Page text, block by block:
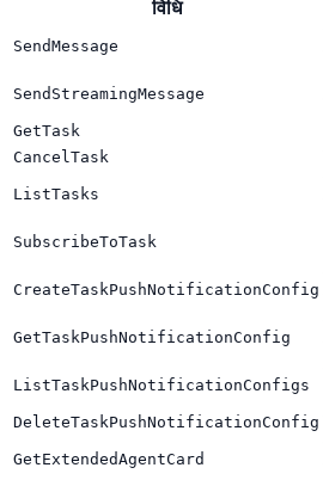
विधि
SendMessage
SendStreamingMessage
GetTask
CancelTask
ListTasks
SubscribeToTask
CreateTaskPushNotificationConfig
GetTaskPushNotificationConfig
ListTaskPushNotificationConfigs
DeleteTaskPushNotificationConfig
GetExtendedAgentCard